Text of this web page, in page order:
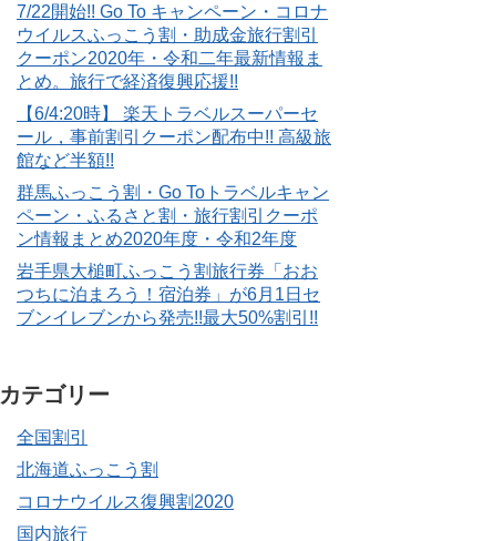
7/22開始!! Go To キャンペーン・コロナ
ウイルスふっこう割・助成金旅行割引
クーポン2020年・令和二年最新情報ま
とめ。旅行で経済復興応援!!
【6/4:20時】 楽天トラベルスーパーセ
ール，事前割引クーポン配布中!! 高級旅
館など半額!!
群馬ふっこう割・Go Toトラベルキャン
ペーン・ふるさと割・旅行割引クーポ
ン情報まとめ2020年度・令和2年度
岩手県大槌町ふっこう割旅行券「おお
つちに泊まろう！宿泊券」が6月1日セ
ブンイレブンから発売!!最大50%割引!!
カテゴリー
全国割引
北海道ふっこう割
コロナウイルス復興割2020
国内旅行